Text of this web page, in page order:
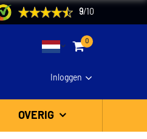
9/ 10
0
Inloggen
OVERIG